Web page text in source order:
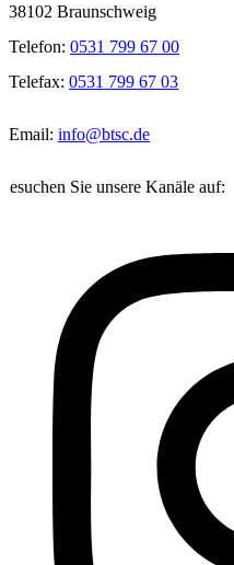
38102 Braunschweig
Telefon: 0531 799 67 00
Telefax: 0531 799 67 03
Email: info@btsc.de
Sie unsere Kanäle auf: